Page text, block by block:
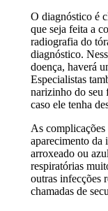
O diagnóstico é
que seja feita a
radiografia do
diagnóstico.
doença, haverá
Especialistas
narizinho do seu
caso ele tenha
As complicações
aparecimento da
arroxeado ou
respiratórias
outras infecções
chamadas de